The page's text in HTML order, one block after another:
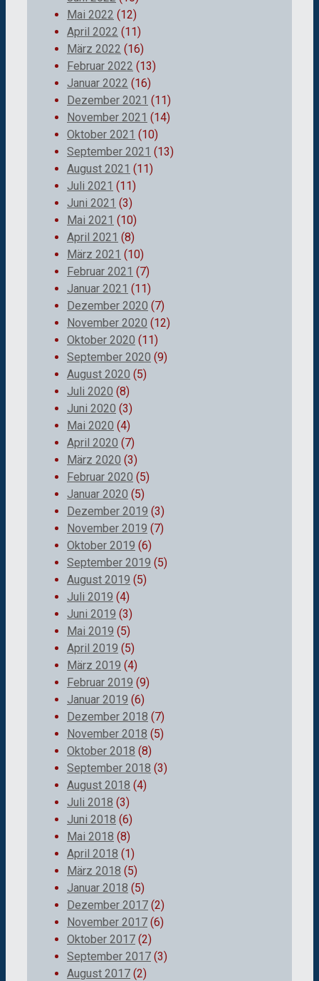
Mai 2022 (12)
April 2022 (11)
März 2022 (16)
Februar 2022 (13)
Januar 2022 (16)
Dezember 2021 (11)
November 2021 (14)
Oktober 2021 (10)
September 2021 (13)
August 2021 (11)
Juli 2021 (11)
Juni 2021 (3)
Mai 2021 (10)
April 2021 (8)
März 2021 (10)
Februar 2021 (7)
Januar 2021 (11)
Dezember 2020 (7)
November 2020 (12)
Oktober 2020 (11)
September 2020 (9)
August 2020 (5)
Juli 2020 (8)
Juni 2020 (3)
Mai 2020 (4)
April 2020 (7)
März 2020 (3)
Februar 2020 (5)
Januar 2020 (5)
Dezember 2019 (3)
November 2019 (7)
Oktober 2019 (6)
September 2019 (5)
August 2019 (5)
Juli 2019 (4)
Juni 2019 (3)
Mai 2019 (5)
April 2019 (5)
März 2019 (4)
Februar 2019 (9)
Januar 2019 (6)
Dezember 2018 (7)
November 2018 (5)
Oktober 2018 (8)
September 2018 (3)
August 2018 (4)
Juli 2018 (3)
Juni 2018 (6)
Mai 2018 (8)
April 2018 (1)
März 2018 (5)
Januar 2018 (5)
Dezember 2017 (2)
November 2017 (6)
Oktober 2017 (2)
September 2017 (3)
August 2017 (2)